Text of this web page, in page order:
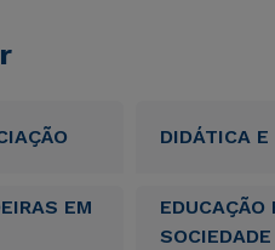
DIDÁTICA
EM
SOCIEDADE